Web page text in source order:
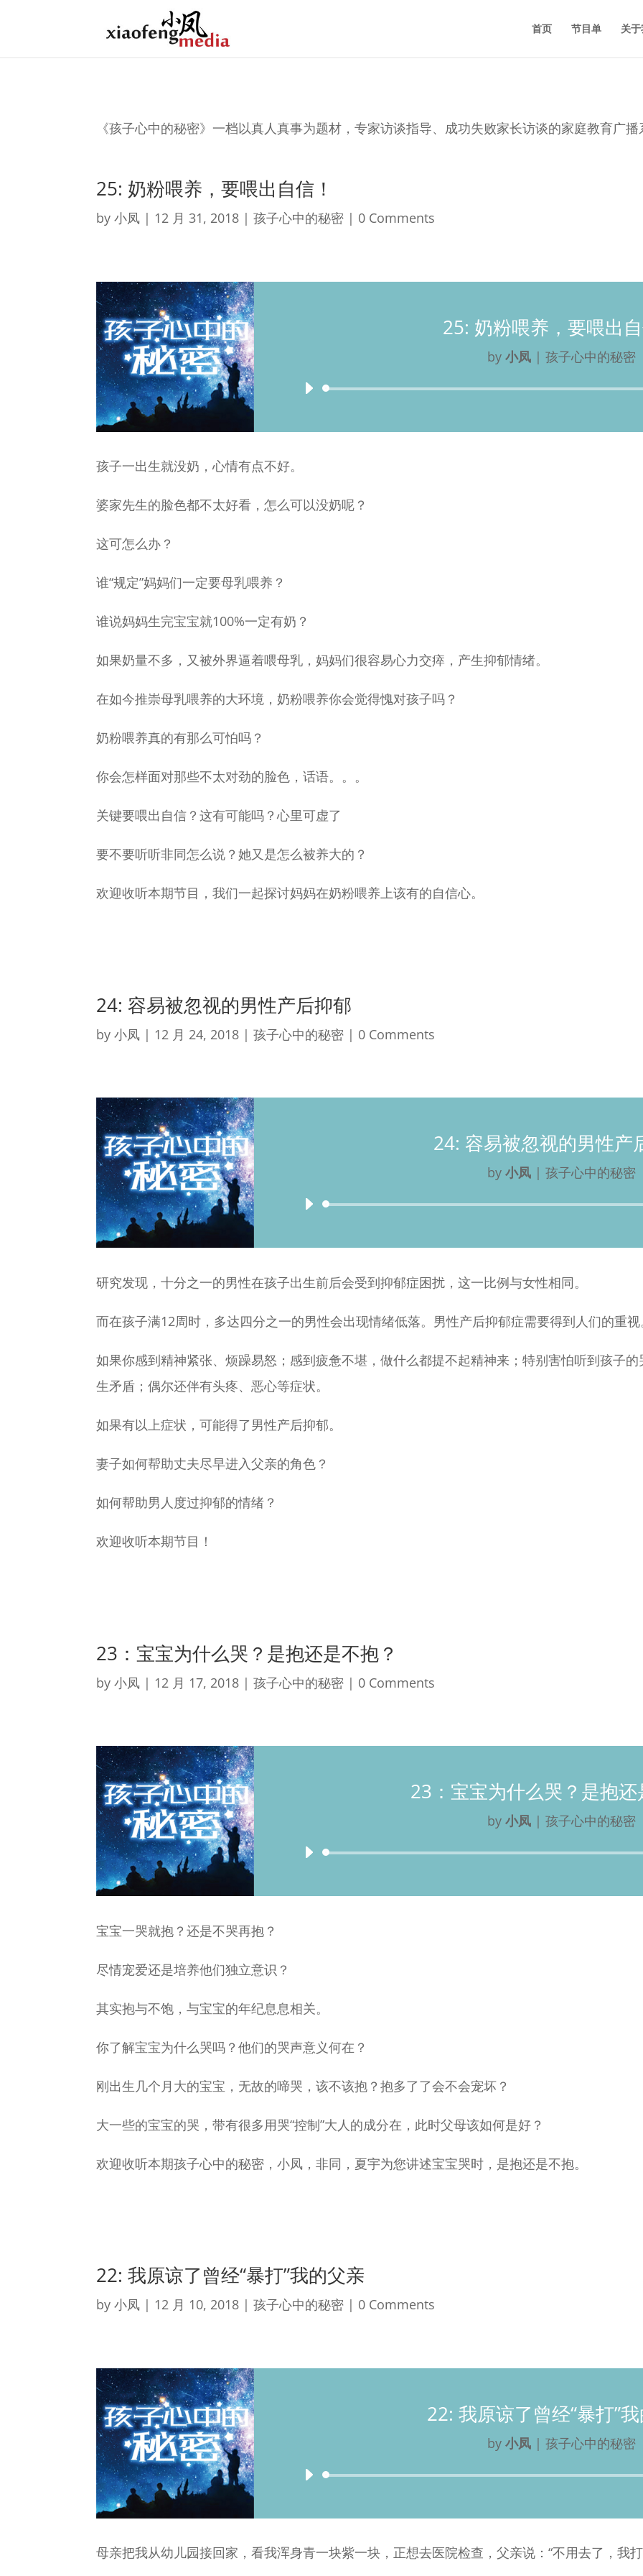
首页 节目单 关
《孩子心中的秘密》一档以真人真事为题材，专家访谈指导、 成功失败家长访谈的家庭教育广播
25: 奶粉喂养，要喂出自信！
by小凤 | 12 月 31, 2018 |孩子心中的秘密 | 0 Comments
25: 奶粉喂养，要喂出自
by 小凤| 孩子心中的秘密
Audio
孩子一出生就没奶，心情有点不好。
婆家先生的脸色都不太好看，怎么可以没奶呢？
这可怎么办？
谁“规定”妈妈们一定要母乳喂养？
谁说妈妈生完宝宝就100%一定有奶？
如果奶量不多，又被外界逼着喂母乳，妈妈们很容易心力交瘁，产生抑郁情绪。
在如今推崇母乳喂养的大环境，奶粉喂养你会觉得愧对孩子吗？
奶粉喂养真的有那么可怕吗？
你会怎样面对那些不太对劲的脸色，话语。。。
关键要喂出自信？这有可能吗？心里可虚了
要不要听听非同怎么说？她又是怎么被养大的？
欢迎收听本期节目，我们一起探讨妈妈在奶粉喂养上该有的自信心。
24: 容易被忽视的男性产后抑郁
by小凤 | 12 月 24, 2018 |孩子心中的秘密 | 0 Comments
24: 容易被忽视的男性产
by 小凤| 孩子心中的秘密
Audio
研究发现，十分之一的男性在孩子出生前后会受到抑郁症困扰，这一比例与女性相同。
而在孩子满12周时，多达四分之一的男性会出现情绪低落。男性产后抑郁症需要得到人们的重视
如果你感到精神紧张、烦躁易怒；感到疲惫不堪，做什么都提不起精神来；特别害怕听到孩子
生矛盾；偶尔还伴有头疼、恶心等症状。
如果有以上症状，可能得了男性产后抑郁。
妻子如何帮助丈夫尽早进入父亲的角色？
如何帮助男人度过抑郁的情绪？
欢迎收听本期节目！
23：宝宝为什么哭？是抱还是不抱？
by小凤 | 12 月 17, 2018 |孩子心中的秘密 | 0 Comments
23：宝宝为什么哭？是抱还
by 小凤| 孩子心中的秘密
Audio
宝宝一哭就抱？还是不哭再抱？
尽情宠爱还是培养他们独立意识？
其实抱与不饱，与宝宝的年纪息息相关。
你了解宝宝为什么哭吗？他们的哭声意义何在？
刚出生几个月大的宝宝，无故的啼哭，该不该抱？抱多了了会不会宠坏？
大一些的宝宝的哭，带有很多用哭“控制”大人的成分在，此时父母该如何是好？
欢迎收听本期孩子心中的秘密，小凤，非同，夏宇为您讲述宝宝哭时，是抱还是不抱。
22: 我原谅了曾经“暴打”我的父亲
by小凤 | 12 月 10, 2018 |孩子心中的秘密 | 0 Comments
22: 我原谅了曾经“暴打”
by 小凤| 孩子心中的秘密
Audio
母亲把我从幼儿园接回家，看我浑身青一块紫一块，正想去医院检查，父亲说：“不用去了，我